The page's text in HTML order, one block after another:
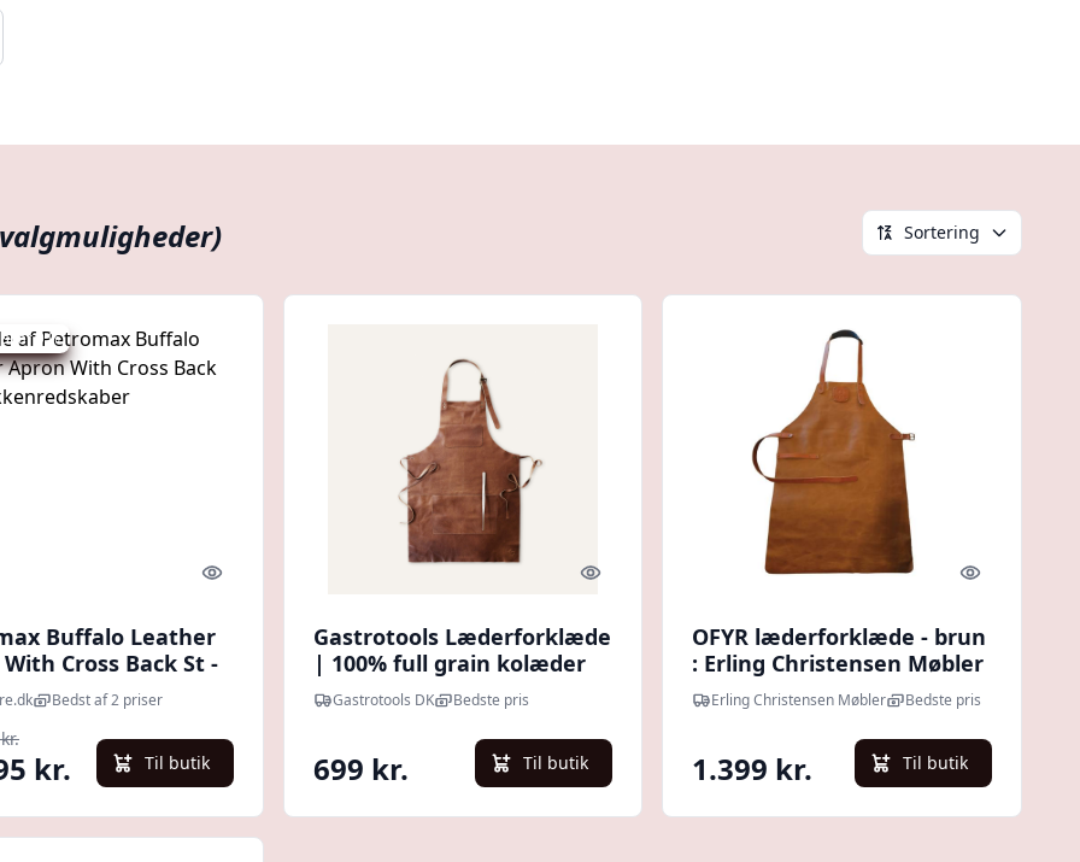
Sortering
9 %
Quick look
Buffalo Leather
Cross Back St -
Bedst af 2 priser
kr. Til butik
Quick look
Gastrotools Læderforklæde
| 100% full grain kolæder
Gastrotools DK Bedste pris
699 kr. Til butik
Quick look
OFYR læderforklæde - brun
: Erling Christensen Møbler
Erling Christensen Møbler Bedste pris
1.399 kr. Til butik